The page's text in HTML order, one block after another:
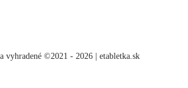
vyhradené ©2021 - 2026 | etabletka.sk